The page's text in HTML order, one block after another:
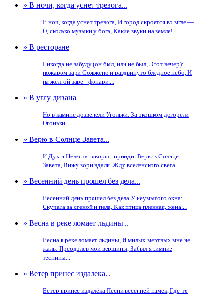
» В ночи, когда уснет тревога...
В ноч, когда уснет тревога, И город скроется во мгле —
О, сколько музыки у бога, Какие звуки на земле!...
» В ресторане
Никогда не забуду (он был, или не был, Этот вечер):
пожаром зари Сожжено и раздвинуто бледное небо, И
на жёлтой заре - фонари....
» В углу дивана
Но в камине дозвенели Угольки. За окошком догорели
Огоньки....
» Верю в Солнце Завета...
И Дух и Невеста говорят: прииди. Верю в Солнце
Завета, Вижу зори вдали. Жду вселенского света...
» Весенний день прошел без дела...
Весенний день прошел без дела У неумытого окна:
Скучала за стеной и пела, Как птица пленная, жена....
» Весна в реке ломает льдины...
Весна в реке ломает льдины, И милых мертвых мне не
жаль: Преодолев мои вершины, Забыл я зимние
теснины...
» Ветер принес издалека...
Ветер принес издалёка Песни весенней намек, Где-то